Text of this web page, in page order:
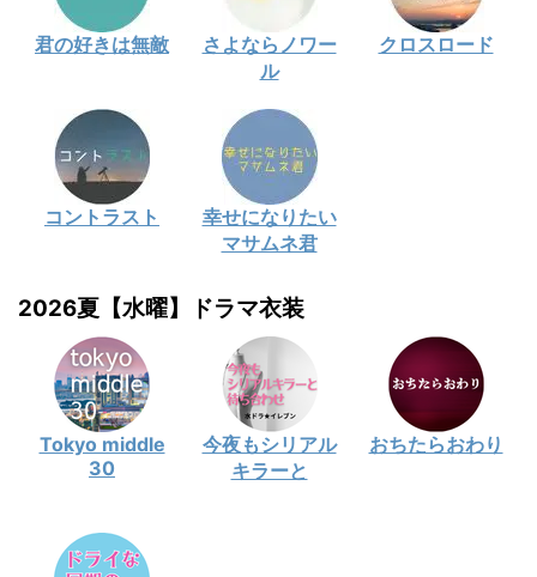
君の好きは無敵
さよならノワー
ル
クロスロード
コントラスト
幸せになりたい
マサムネ君
2026夏【水曜】ドラマ衣装
Tokyo middle
30
今夜もシリアル
キラーと
おちたらおわり